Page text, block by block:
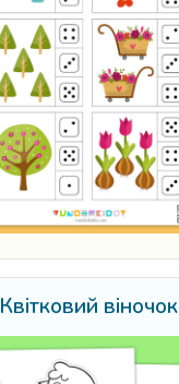
Квітковий віночок